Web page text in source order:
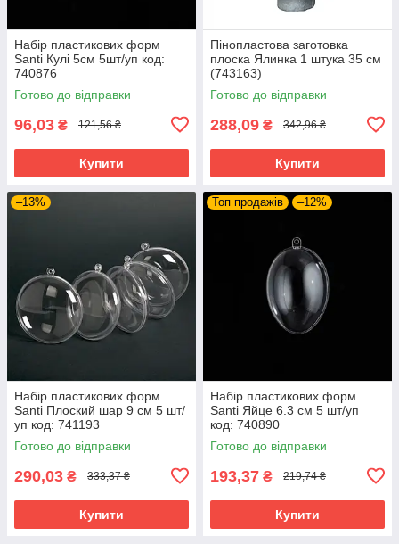
Набір пластикових форм
Santi Кулі 5см 5шт/уп код:
740876
Готово до відправки
96,03 ₴ 121,56 ₴
Купити
Пінопластова заготовка
плоска Ялинка 1 штука 35 см
(743163)
Готово до відправки
288,09 ₴ 342,96 ₴
Купити
–13%
Набір пластикових форм
Santi Плоский шар 9 см 5 шт/
уп код: 741193
Готово до відправки
290,03 ₴ 333,37 ₴
Купити
Топ продажів –12%
Набір пластикових форм
Santi Яйце 6.3 см 5 шт/уп
код: 740890
Готово до відправки
193,37 ₴ 219,74 ₴
Купити